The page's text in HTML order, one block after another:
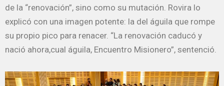
de la “renovación”, sino como su mutación. Rovira lo
explicó con una imagen potente: la del águila que rompe
su propio pico para renacer. “La renovación caducó y
nació ahora,cual águila, Encuentro Misionero”, sentenció.